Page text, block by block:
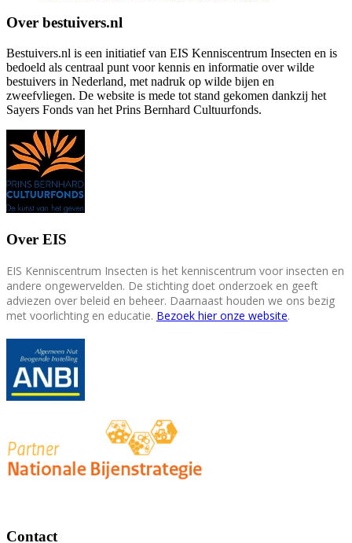
Over bestuivers.nl
Bestuivers.nl is een initiatief van EIS Kenniscentrum Insecten en is
bedoeld als centraal punt voor kennis en informatie over wilde
bestuivers in Nederland, met nadruk op wilde bijen en
zweefvliegen. De website is mede tot stand gekomen dankzij het
Sayers Fonds van het Prins Bernhard Cultuurfonds.
Over EIS
EIS Kenniscentrum Insecten is het kenniscentrum voor insecten en
andere ongewervelden. De stichting doet onderzoek en geeft
adviezen over beleid en beheer. Daarnaast houden we ons bezig
met voorlichting en educatie. Bezoek hier onze website.
Contact